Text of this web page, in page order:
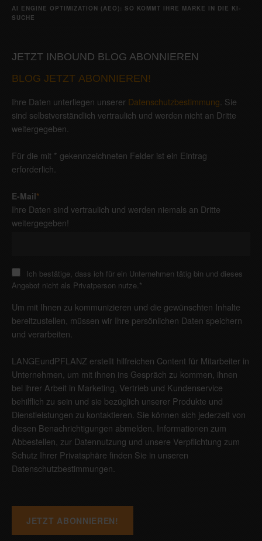
AI ENGINE OPTIMIZATION (AEO): SO KOMMT IHRE MARKE IN DIE KI-
SUCHE
JETZT INBOUND BLOG ABONNIEREN
BLOG JETZT ABONNIEREN!
Ihre Daten unterliegen unserer Datenschutzbestimmung . Sie
sind selbstverständlich vertraulich und werden nicht an Dritte
weitergegeben.
Für die mit * gekennzeichneten Felder ist ein Eintrag
erforderlich.
E-Mail*
Ihre Daten sind vertraulich und werden niemals an Dritte
weitergegeben!
Ich bestätige, dass ich für ein Unternehmen tätig bin und dieses
Angebot nicht als Privatperson nutze. *
Um mit Ihnen zu kommunizieren und die gewünschten Inhalte
bereitzustellen, müssen wir Ihre persönlichen Daten speichern
und verarbeiten.
LANGEundPFLANZ erstellt hilfreichen Content für Mitarbeiter in
Unternehmen, um mit ihnen ins Gespräch zu kommen, ihnen
bei ihrer Arbeit in Marketing, Vertrieb und Kundenservice
behilflich zu sein und sie bezüglich unserer Produkte und
Dienstleistungen zu kontaktieren. Sie können sich jederzeit von
diesen Benachrichtigungen abmelden. Informationen zum
Abbestellen, zur Datennutzung und unsere Verpflichtung zum
Schutz Ihrer Privatsphäre finden Sie in unseren
Datenschutzbestimmungen